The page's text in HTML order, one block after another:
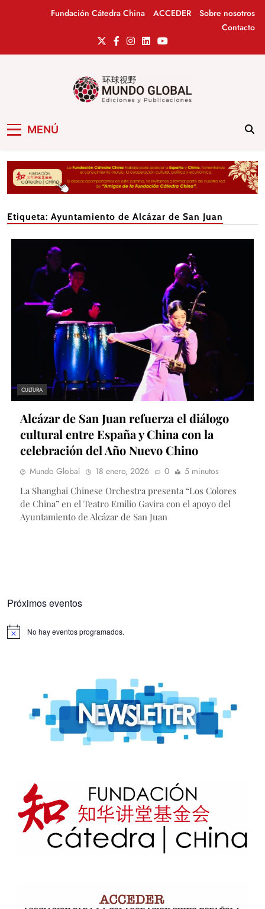
Fundación Cátedra China ACCEDER
Sobre nosotros
Contacto
MENÚ
Etiqueta: Ayuntamiento de Alcázar de San Juan
CULTURA
Alcázar de San Juan refuerza el diálogo
cultural entre España y China con la
celebración del Año Nuevo Chino
Mundo Global 18 enero, 2026 0
5 minutos
La Shanghai Chinese Orchestra presenta “Los Colores
de China” en el Teatro Emilio Gavira con el apoyo del
Ayuntamiento de Alcázar de San Juan
Próximos eventos
Aviso No hay eventos programados.